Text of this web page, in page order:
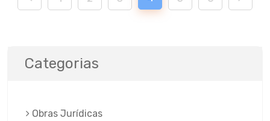
Categorias
Obras Jurí­dicas